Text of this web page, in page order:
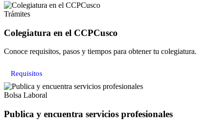
Trámites
Colegiatura en el CCPCusco
Conoce requisitos, pasos y tiempos para obtener tu colegiatura.
Requisitos
Bolsa Laboral
Publica y encuentra servicios profesionales